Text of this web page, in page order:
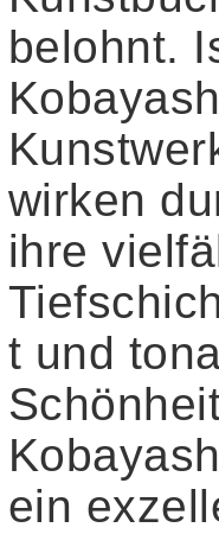
belohnt.
wirken
ihre
t und
ein